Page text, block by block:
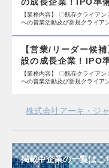
【業務内容】 〇既存クライア
への営業活動及び新規クライア
【営業/リーダー候
設の成長企業！IPO
【業務内容】 〇既存クライア
への営業活動及び新規クライア
株式会社アーキ・ジ
掲載中企業の一覧はこ